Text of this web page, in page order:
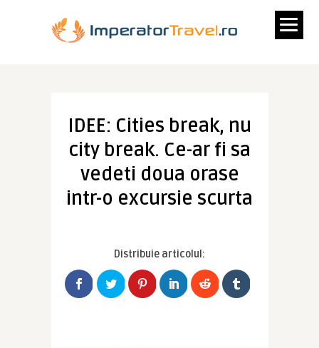
IDEE: Cities break, nu
city break. Ce-ar fi sa
vedeti doua orase
intr-o excursie scurta
Distribuie articolul: